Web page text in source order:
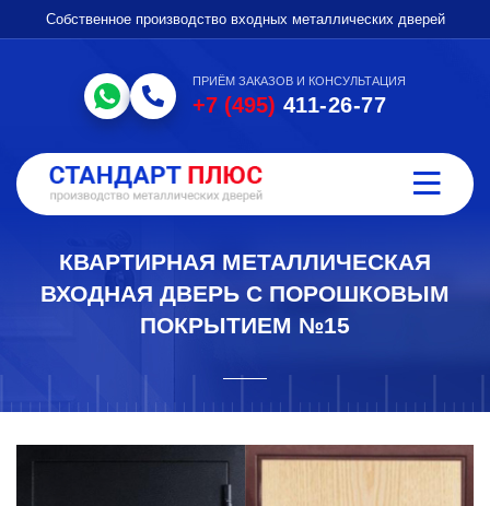
Собственное производство входных металлических дверей
ПРИЁМ ЗАКАЗОВ И КОНСУЛЬТАЦИЯ
+7 (495) 411-26-77
КВАРТИРНАЯ МЕТАЛЛИЧЕСКАЯ
ВХОДНАЯ ДВЕРЬ С ПОРОШКОВЫМ
ПОКРЫТИЕМ №15